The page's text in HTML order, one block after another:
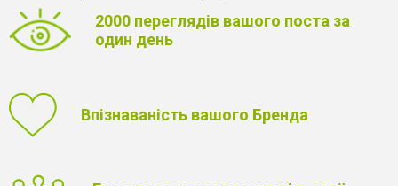
2000 переглядів вашого поста за
один день
Впізнаваність вашого Бренда